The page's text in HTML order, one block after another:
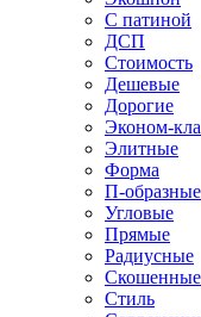
С патиной
ДСП
Стоимость
Дешевые
Дорогие
Эконом-
Элитные
Форма
П-образные
Угловые
Прямые
Радиусные
Стиль